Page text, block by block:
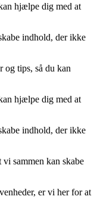
hjælpe dig med at
indhold, der ikke
og tips, så du kan
hjælpe dig med at
indhold, der ikke
sammen kan skabe
er vi her for at